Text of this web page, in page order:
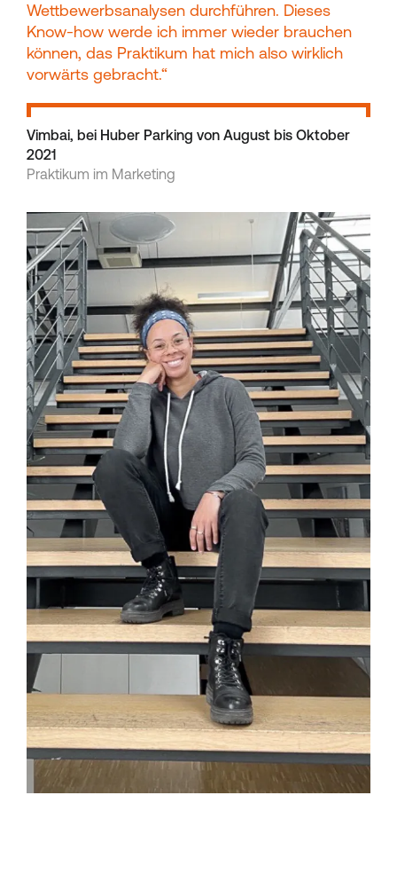
Wettbewerbsanalysen durchführen. Dieses
Know-how werde ich immer wieder brauchen
können, das Praktikum hat mich also wirklich
vorwärts gebracht.“
Vimbai, bei Huber Parking von August bis Oktober
2021
Praktikum im Marketing